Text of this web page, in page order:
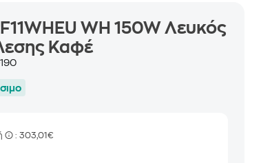
WH 150W Λευκός
Καφέ
: 303,01€